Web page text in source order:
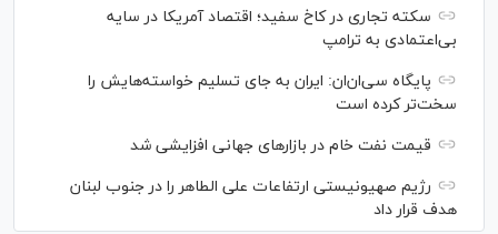
سکته تجاری در کاخ سفید؛ اقتصاد آمریکا در سایه
بی‌اعتمادی به ترامپ
پایگاه سی‌ان‌ان: ایران به جای تسلیم خواسته‌هایش را
سخت‎‌تر کرده است
قیمت نفت خام در بازارهای جهانی افزایشی شد
رژیم صهیونیستی ارتفاعات علی الطاهر را در جنوب لبنان
هدف قرار داد